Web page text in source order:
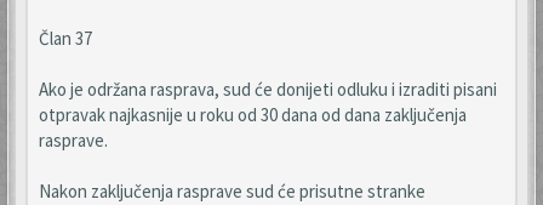
Član 37
Ako je održana rasprava, sud će donijeti odluku i izraditi pisani
otpravak najkasnije u roku od 30 dana od dana zaključenja
rasprave.
Nakon zaključenja rasprave sud će prisutne stranke